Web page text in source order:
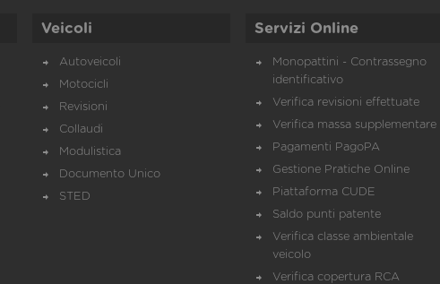
Veicoli
Autoveicoli
Motocicli
Revisioni
Collaudi
Modulistica
Documento Unico
STED
Servizi Online
Monopattini - Contrassegno
identificativo
Verifica revisioni effettuate
Verifica massa supplementare
Pagamenti PagoPA
Gestione Pratiche Online
Piattaforma CUDE
Saldo punti patente
Verifica classe ambientale
veicolo
Verifica copertura RCA